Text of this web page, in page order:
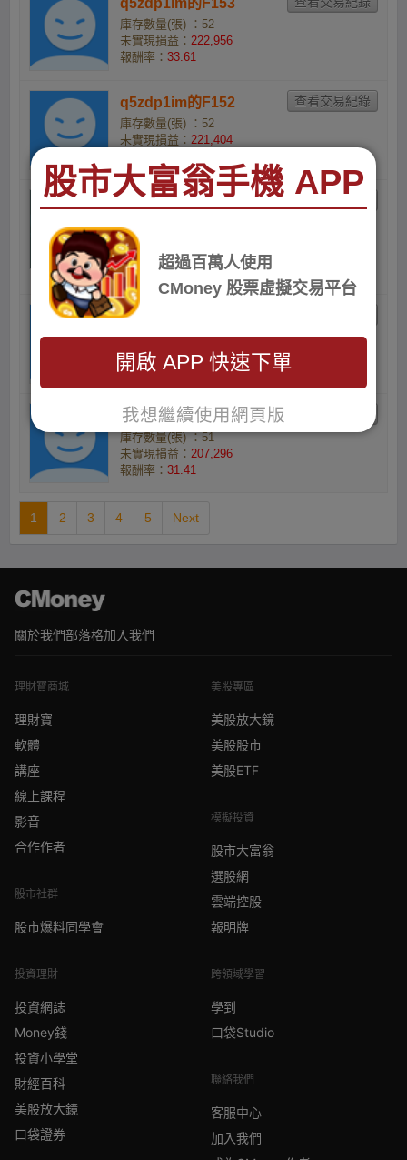
q5zdp1im的F153
庫存數量(張) ：52
未實現損益： 222,956
報酬率： 33.61
q5zdp1im的F152
庫存數量(張) ：52
未實現損益： 221,404
賺價差小可愛的融資融
庫存數量(張) ：1
未實現損益：4,194
報酬率：
q5zdp1im的F151
庫存數量(張) ：52
未實現損益：215,295
報酬率：32.09
q5zdp1im的F150
庫存數量(張) ：51
未實現損益： 207,296
報酬率： 31.41
1 2 3 4 5 Next
關於我們部落格加入我們
理財寶商城
理財寶
軟體
講座
線上課程
影音
合作作者
股市社群
股市爆料同學會
投資理財
投資網誌
Money錢
投資小學堂
財經百科
美股放大鏡
口袋證券
美股專區
美股放大鏡
美股股市
美股ETF
模擬投資
股市大富翁
選股網
雲端控股
報明牌
跨領域學習
學到
口袋Studio
聯絡我們
客服中心
加入我們
股市大富翁手機 APP
超過百萬人使用
CMoney 股票虛擬交易平台
開啟 APP 快速下單
我想繼續使用網頁版